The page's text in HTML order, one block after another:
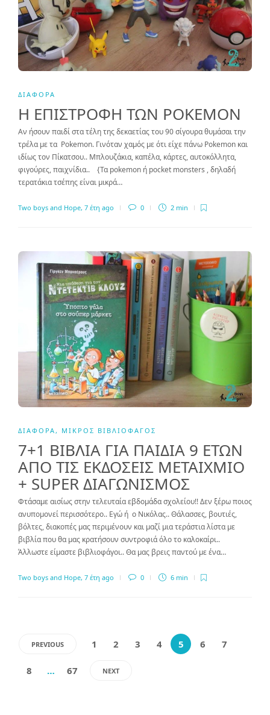
ΔΙΆΦΟΡΑ
Η ΕΠΙΣΤΡΟΦΗ ΤΩΝ POKEMON
Αν ήσουν παιδί στα τέλη της δεκαετίας του 90 σίγουρα θυμάσαι την
τρέλα με τα Pokemon. Γινόταν χαμός με ότι είχε πάνω Pokemon και
ιδίως τον Πίκατσου.. Μπλουζάκια, καπέλα, κάρτες, αυτοκόλλητα,
φιγούρες, παιχνίδια.. {Τα pokemon ή pocket monsters , δηλαδή
τερατάκια τσέπης είναι μικρά…
Two boys and Hope, 7 έτη ago 0 2 min
ΔΙΆΦΟΡΑ, ΜΙΚΡΌΣ ΒΙΒΛΙΟΦΆΓΟΣ
7+1 ΒΙΒΛΙΑ ΓΙΑ ΠΑΙΔΙΑ 9 ΕΤΩΝ
ΑΠΟ ΤΙΣ ΕΚΔΟΣΕΙΣ ΜΕΤΑΙΧΜΙΟ
+ SUPER ΔΙΑΓΩΝΙΣΜΟΣ
Φτάσαμε αισίως στην τελευταία εβδομάδα σχολείου!! Δεν ξέρω ποιος
ανυπομονεί περισσότερο.. Εγώ ή ο Νικόλας.. Θάλασσες, βουτιές,
βόλτες, διακοπές μας περιμένουν και μαζί μια τεράστια λίστα με
βιβλία που θα μας κρατήσουν συντροφιά όλο το καλοκαίρι..
Άλλωστε είμαστε βιβλιοφάγοι.. Θα μας βρεις παντού με ένα…
Two boys and Hope, 7 έτη ago 0 6 min
PREVIOUS 1 2 3 4 5 6 7
8 … 67 NEXT